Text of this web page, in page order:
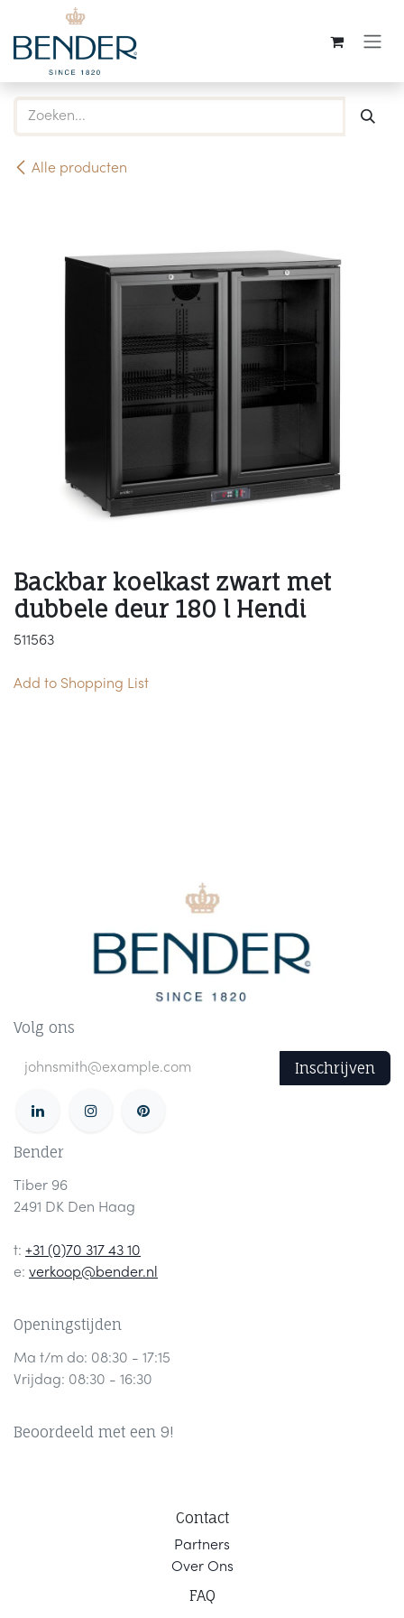
Overslaan naar inhoud
Alle producten
Backbar koelkast zwart met
dubbele deur 180 l Hendi
511563
Add to Shopping List
Volg ons
Inschrijven
Bender
Tiber 96
2491 DK Den Haag
t: +31 (0)70 317 43 10
e: verkoop@bender.nl
Openingstijden
Ma t/m do: 08:30 - 17:15
Vrijdag: 08:30 - 16:30
Beoordeeld met een 9!
Contact
Partners
Over Ons
FAQ